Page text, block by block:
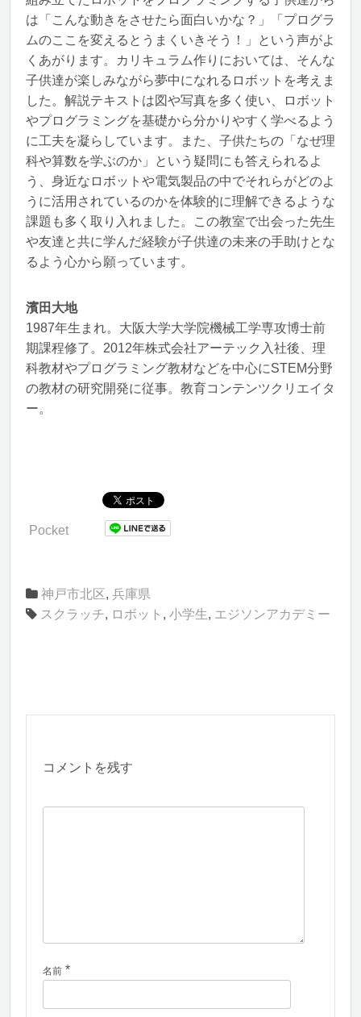
は「こんな動きをさせたら面白いかな？」「プログラ
ムのここを変えるとうまくいきそう！」という声がよ
くあがります。カリキュラム作りにおいては、そんな
子供達が楽しみながら夢中になれるロボットを考えま
した。解説テキストは図や写真を多く使い、ロボット
やプログラミングを基礎から分かりやすく学べるよう
に工夫を凝らしています。また、子供たちの「なぜ理
科や算数を学ぶのか」という疑問にも答えられるよ
う、身近なロボットや電気製品の中でそれらがどのよ
うに活用されているのかを体験的に理解できるような
課題も多く取り入れました。この教室で出会った先生
や友達と共に学んだ経験が子供達の未来の手助けとな
るよう心から願っています。
濱田大地
1987年生まれ。大阪大学大学院機械工学専攻博士前
期課程修了。2012年株式会社アーテック入社後、理
科教材やプログラミング教材などを中心にSTEM分野
の教材の研究開発に従事。教育コンテンツクリエイタ
ー。
Pocket
神戸市北区, 兵庫県
スクラッチ, ロボット , 小学生, エジソンアカデミー
コメントを残す
名前 *